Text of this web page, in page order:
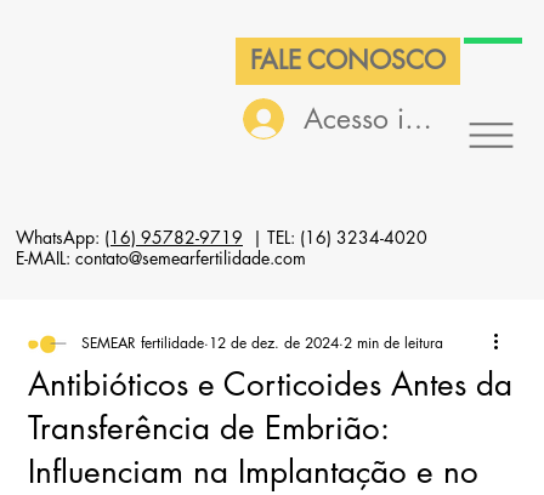
FALE CONOSCO
Acesso interno
WhatsApp: (16) 95782-9719 | TEL: (16) 3234-4020
E-MAIL: contato@semearfertilidade.com
Antibióticos e Corticoides Antes da
Transferência de Embrião:
Influenciam na Implantação e no
SEMEAR fertilidade 12 de dez. de 2024 2 min de leitura